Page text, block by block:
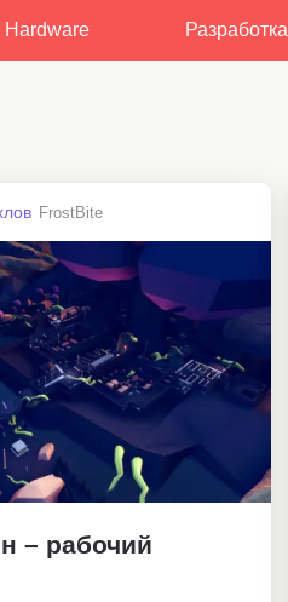
Hardware Разработка
FrostBite
– рабочий